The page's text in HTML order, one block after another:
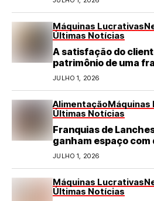
Máquinas Lucrativas
Últimas Notícias
A satisfação do
patrimônio de uma
JULHO 1, 2026
AlimentaçãoMáquinas
Últimas Notícias
Franquias de
ganham espaço com
refeições rápidas e
JULHO 1, 2026
Máquinas Lucrativas
Últimas Notícias